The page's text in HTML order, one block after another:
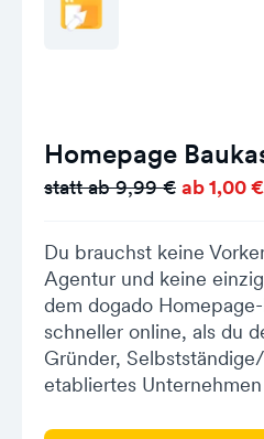
Homepage
statt ab 9,99 € ab 1,00
Du brauchst keine
Agentur und keine
dem dogado
schneller online, als du
Gründer,
etabliertes